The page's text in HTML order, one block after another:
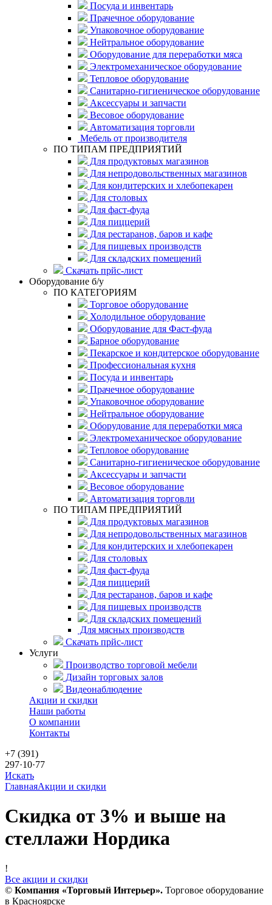
Посуда и инвентарь
Прачечное оборудование
Упаковочное оборудование
Нейтральное оборудование
Оборудование для переработки мяса
Электромеханическое оборудование
Тепловое оборудование
Санитарно-гигиеническое оборудование
Аксессуары и запчасти
Весовое оборудование
Автоматизация торговли
Мебель от производителя
ПО ТИПАМ ПРЕДПРИЯТИЙ
Для продуктовых магазинов
Для непродовольственных магазинов
Для кондитерских и хлебопекарен
Для столовых
Для фаст-фуда
Для пиццерий
Для рестаранов, баров и кафе
Для пищевых производств
Для складских помещений
Скачать прйс-лист
Оборудование б/у
ПО КАТЕГОРИЯМ
Торговое оборудование
Холодильное оборудование
Оборудование для Фаст-фуда
Барное оборудование
Пекарское и кондитерское оборудование
Профессиональная кухня
Посуда и инвентарь
Прачечное оборудование
Упаковочное оборудование
Нейтральное оборудование
Оборудование для переработки мяса
Электромеханическое оборудование
Тепловое оборудование
Санитарно-гигиеническое оборудование
Аксессуары и запчасти
Весовое оборудование
Автоматизация торговли
ПО ТИПАМ ПРЕДПРИЯТИЙ
Для продуктовых магазинов
Для непродовольственных магазинов
Для кондитерских и хлебопекарен
Для столовых
Для фаст-фуда
Для пиццерий
Для рестаранов, баров и кафе
Для пищевых производств
Для складских помещений
Для мясных производств
Скачать прйс-лист
Услуги
Производство торговой мебели
Дизайн торговых залов
Видеонаблюдение
Акции и скидки
Наши работы
О компании
Контакты
+7 (391)
297·10·77
Искать
ГлавнаяАкции и скидки
Скидка от 3% и выше на
стеллажи Нордика
!
Все акции и скидки
© Компания «Торговый Интерьер». Торговое оборудование
в Красноярске